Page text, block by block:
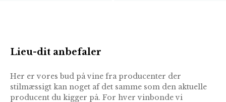
Lieu-dit anbefaler
Her er vores bud på vine fra producenter der
stilmæssigt kan noget af det samme som den aktuelle
producent du kigger på. For hver vinbonde vi